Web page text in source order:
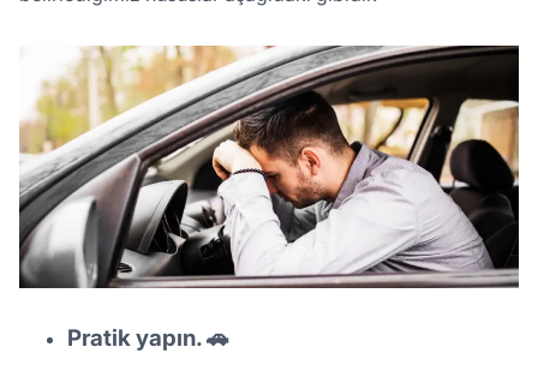
Pratik yapın. 🚗